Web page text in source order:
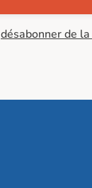
désabonner de